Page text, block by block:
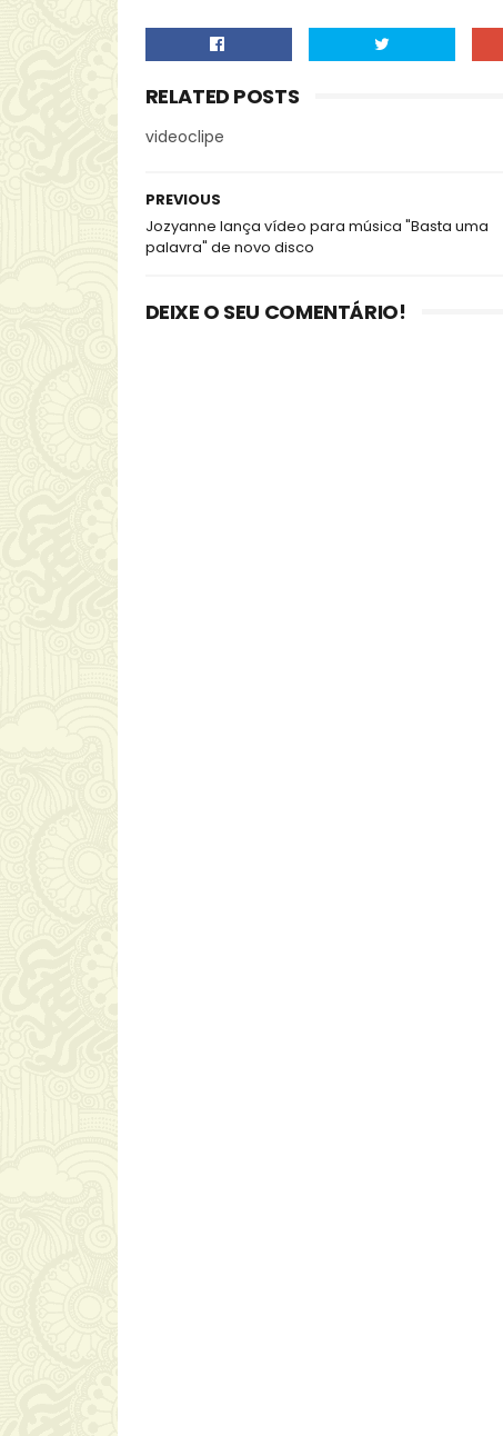
RELATED POSTS
videoclipe
PREVIOUS
Jozyanne lança vídeo para música "Basta uma
palavra" de novo disco
DEIXE O SEU COMENTÁRIO!